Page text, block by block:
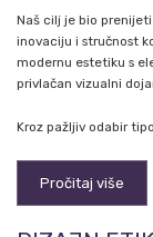
Naš cilj je bio
inovaciju i stručnost
modernu estetiku s
privlačan vizualni
Kroz pažljiv odabir
Pročitaj više